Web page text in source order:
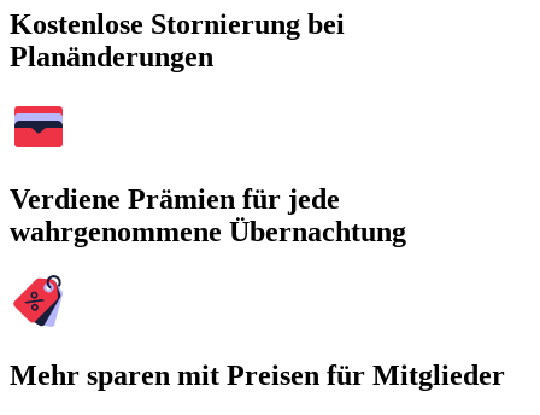
Kostenlose Stornierung bei
Planänderungen
Verdiene Prämien für jede
wahrgenommene Übernachtung
Mehr sparen mit Preisen für Mitglieder